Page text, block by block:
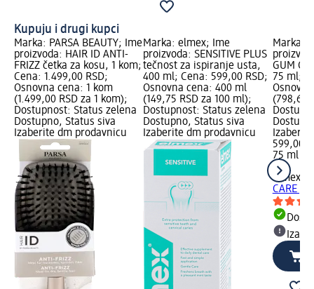
Kupuju i drugi kupci
Marka: PARSA BEAUTY; Ime
proizvoda: HAIR ID ANTI-
FRIZZ četka za kosu, 1 kom;
Cena: 1.499,00 RSD;
Osnovna cena: 1 kom
(1.499,00 RSD za 1 kom);
Dostupnost: Status zelena
Dostupno, Status siva
Izaberite dm prodavnicu
Marka: elmex; Ime
proizvoda: SENSITIVE PLUS
tečnost za ispiranje usta,
400 ml; Cena: 599,00 RSD;
Osnovna cena: 400 ml
(149,75 RSD za 100 ml);
Dostupnost: Status zelena
Dostupno, Status siva
Izaberite dm prodavnicu
Marka:
GUM
75 ml;
(798,67
599,00
75 ml
ml)
elmex
CARE